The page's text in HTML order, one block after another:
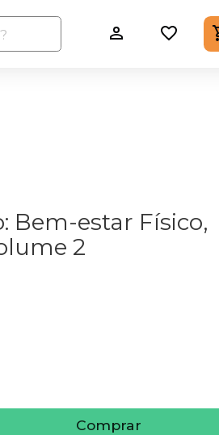
Bem-estar Físico,
2
Comprar